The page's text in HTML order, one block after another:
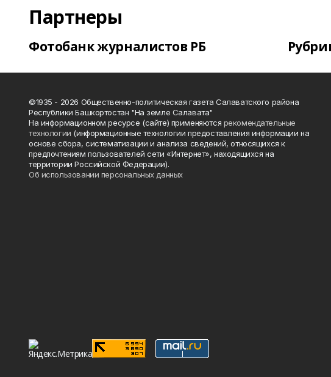
Партнеры
Фотобанк журналистов РБ
©1935 - 2026 Общественно-политическая газета Салаватского района
Республики Башкортостан "На земле Салавата"
На информационном ресурсе (сайте) применяются рекомендательные
технологии (информационные технологии предоставления информации на
основе сбора, систематизации и анализа сведений, относящихся к
предпочтениям пользователей сети «Интернет», находящихся на
территории Российской Федерации).
Об использовании персональных данных